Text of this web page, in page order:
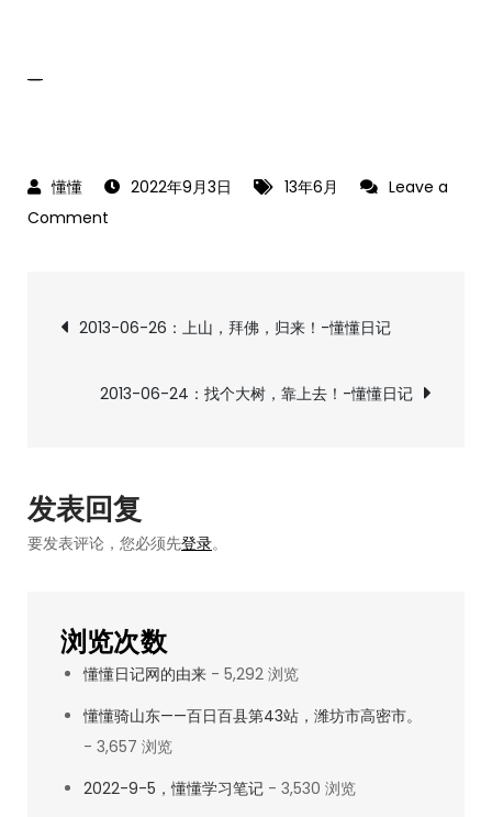
_
2022年9月3日 13年6月
Leave a
Comment
游，
华
懂
日
记
文
章
航
2013-06-26：上山，拜佛，归来！-懂懂日记
2013-06-24：找个大树，靠上去！-懂懂日记
发表回复
要发表评论，您必须先登录。
浏览次数
懂懂日记网的由来 - 5,292 浏览
懂懂骑山东——百日百县第43站，潍坊市高密市。
- 3,657 浏览
2022-9-5，懂懂学习笔记 - 3,530 浏览